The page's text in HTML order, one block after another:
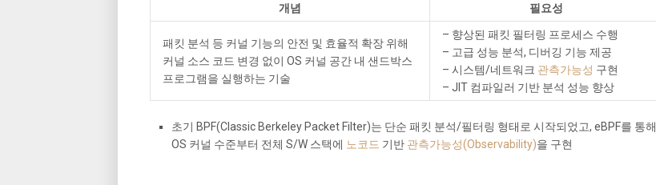
개념 필요성
패킷 분석 등 커널 기능의 안전 및 효율적 확장 위해
커널 소스 코드 변경 없이 OS 커널 공간 내 샌드박스
프로그램을 실행하는 기술
– 향상된 패킷 필터링 프로세스 수행
– 고급 성능 분석, 디버깅 기능 제공
– 시스템/네트워크 관측가능성 구현
– JIT 컴파일러 기반 분석 성능 향상
초기 BPF(Classic Berkeley Packet Filter)는 단순 패킷 분석/필터링 형태로 시작되었고, eBPF를 통해
OS 커널 수준부터 전체 S/W 스택에 노코드 기반 관측가능성(Observability)을 구현